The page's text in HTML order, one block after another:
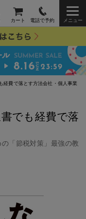
カート 電話で予約 メニュー
経費で落とす方法会社・個人事業
でも経費で落
「節税対策」最強の教